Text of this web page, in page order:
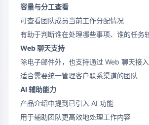
容量与分工查看
可查看团队成员当前工作分配情况
有助于判断谁在处理哪些事项、谁的任务
Web 聊天支持
除电子邮件外，也支持通过 Web 聊天接
适合需要统一管理客户联系渠道的团队
AI 辅助能力
产品介绍中提到已引入 AI 功能
用于辅助团队更高效地处理工作内容